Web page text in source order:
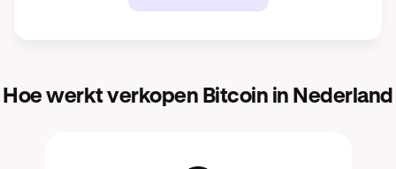
Hoe werkt verkopen Bitcoin in Nederland